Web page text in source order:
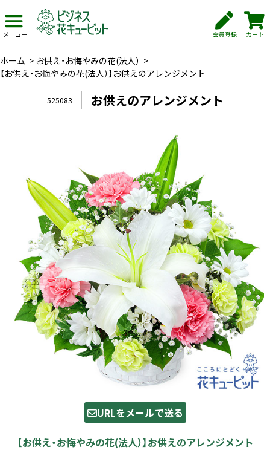
メニュー 会員登録 カート
ホーム > お供え・お悔やみの花(法人） >
【お供え・お悔やみの花(法人）】お供えのアレンジメント
525083 お供えのアレンジメント
URLをメールで送る
【お供え・お悔やみの花(法人）】お供えのアレンジメント